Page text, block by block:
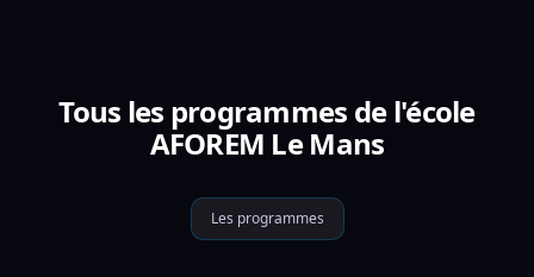
Tous les programmes de l'école
AFOREM Le Mans
Les programmes